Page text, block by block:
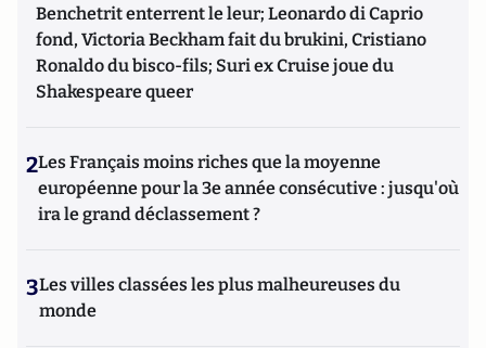
Benchetrit enterrent le leur; Leonardo di Caprio
fond, Victoria Beckham fait du brukini, Cristiano
Ronaldo du bisco-fils; Suri ex Cruise joue du
Shakespeare queer
2Les Français moins riches que la moyenne
européenne pour la 3e année consécutive : jusqu'où
ira le grand déclassement ?
3Les villes classées les plus malheureuses du
monde